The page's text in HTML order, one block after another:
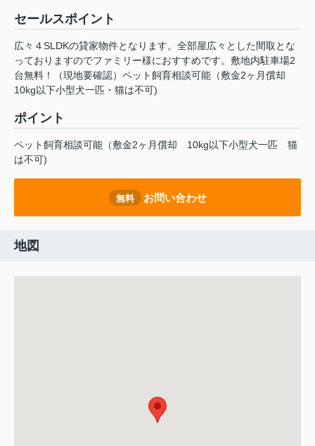
セールスポイント
広々４SLDKの貸家物件となります。全部屋広々とした間取とな
っておりますのでファミリー様におすすめです。敷地内駐車場2
台無料！（現地要確認）ペット飼育相談可能（敷金2ヶ月償却
10kg以下小型犬一匹・猫は不可)
ポイント
ペット飼育相談可能（敷金2ヶ月償却 10kg以下小型犬一匹
猫
は不可)
無料 お問い合わせ
地図